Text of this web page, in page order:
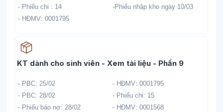
- Phiếu chi : 14
-Phiếu nhập kho ngày 10/03
- HĐMV: 0001795
KT dành cho sinh viên - Xem tài liệu - Phần 9Học liệu
- PBC: 25/02
- HĐMV: 0001795
- PBC: 28/02
- Phiếu chi: 15
- Phiếu báo nợ: 28/02
- HĐMV: 0001568